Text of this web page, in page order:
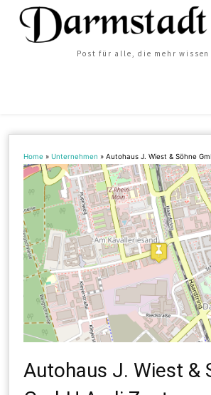
Post für alle, die mehr wissen
Home »Unternehmen »Autohaus J. Wiest & Söhne
Autohaus J. Wiest &